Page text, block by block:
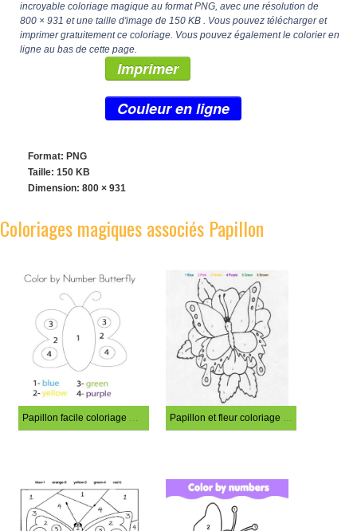
incroyable coloriage magique au format PNG, avec une résolution de
800 × 931 et une taille d'image de 150 KB . Vous pouvez télécharger et
imprimer gratuitement ce coloriage. Vous pouvez également le colorier en
ligne au bas de cette page.
Imprimer
Couleur en ligne
Format: PNG
Taille: 150 KB
Dimension: 800 × 931
Coloriages magiques associés Papillon
Papillon facile coloriage magique Papillon et fleur coloriage magique